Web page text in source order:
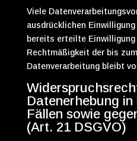
Viele
ausdrücklichen
bereits erteilte
Rechtmäßigkeit der bis
Datenverarbeitung bleibt
Datenerhebung in
Fällen sowie
(Art. 21 DSGVO)